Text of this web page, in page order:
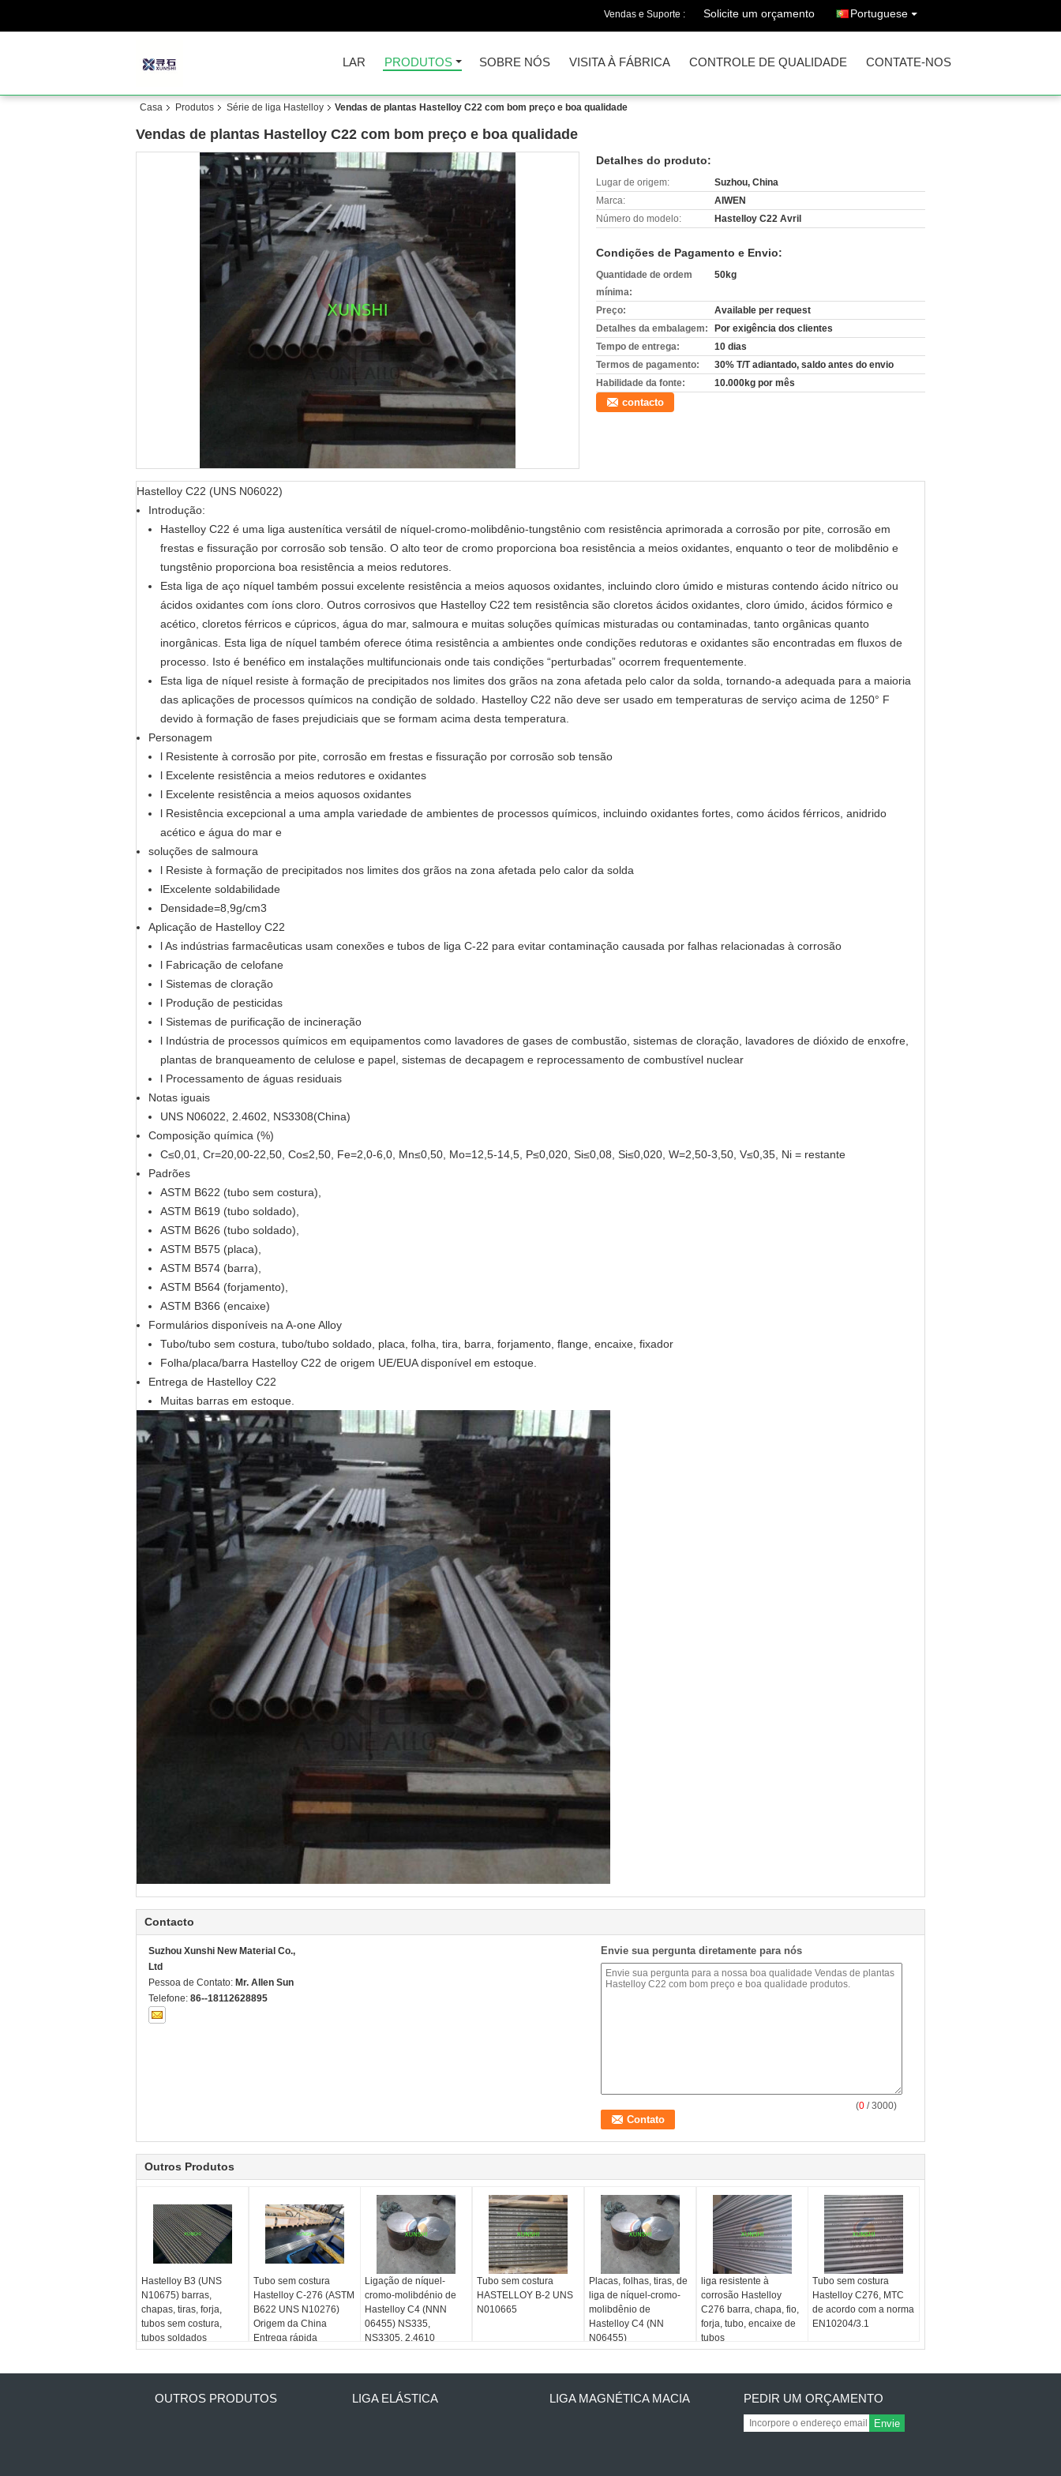
Vendas e Suporte : Solicite um orçamento Portuguese
LAR PRODUTOS SOBRE NÓS VISITA À FÁBRICA CONTROLE DE QUALIDADE CONTATE-NOS
Casa Produtos Série de liga Hastelloy Vendas de plantas Hastelloy C22 com bom preço e boa qualidade
Vendas de plantas Hastelloy C22 com bom preço e boa qualidade
Detalhes do produto:
Lugar de origem:
Suzhou, China
Marca:
AIWEN
Número do modelo:
Hastelloy C22 Avril
Condições de Pagamento e Envio:
Quantidade de ordem
mínima:
50kg
Preço:
Available per request
Detalhes da embalagem:
Por exigência dos clientes
Tempo de entrega:
10 dias
Termos de pagamento:
30% T/T adiantado, saldo antes do envio
Habilidade da fonte:
10.000kg por mês
contacto
Hastelloy C22 (UNS N06022)
Introdução:
Hastelloy C22 é uma liga austenítica versátil de níquel-cromo-molibdênio-tungstênio com resistência aprimorada a corrosão por pite, corrosão em
frestas e fissuração por corrosão sob tensão. O alto teor de cromo proporciona boa resistência a meios oxidantes, enquanto o teor de molibdênio e
tungstênio proporciona boa resistência a meios redutores.
Esta liga de aço níquel também possui excelente resistência a meios aquosos oxidantes, incluindo cloro úmido e misturas contendo ácido nítrico ou
ácidos oxidantes com íons cloro. Outros corrosivos que Hastelloy C22 tem resistência são cloretos ácidos oxidantes, cloro úmido, ácidos fórmico e
acético, cloretos férricos e cúpricos, água do mar, salmoura e muitas soluções químicas misturadas ou contaminadas, tanto orgânicas quanto
inorgânicas. Esta liga de níquel também oferece ótima resistência a ambientes onde condições redutoras e oxidantes são encontradas em fluxos de
processo. Isto é benéfico em instalações multifuncionais onde tais condições “perturbadas” ocorrem frequentemente.
Esta liga de níquel resiste à formação de precipitados nos limites dos grãos na zona afetada pelo calor da solda, tornando-a adequada para a maioria
das aplicações de processos químicos na condição de soldado. Hastelloy C22 não deve ser usado em temperaturas de serviço acima de 1250° F
devido à formação de fases prejudiciais que se formam acima desta temperatura.
Personagem
l Resistente à corrosão por pite, corrosão em frestas e fissuração por corrosão sob tensão
l Excelente resistência a meios redutores e oxidantes
l Excelente resistência a meios aquosos oxidantes
l Resistência excepcional a uma ampla variedade de ambientes de processos químicos, incluindo oxidantes fortes, como ácidos férricos, anidrido
acético e água do mar e
soluções de salmoura
l Resiste à formação de precipitados nos limites dos grãos na zona afetada pelo calor da solda
lExcelente soldabilidade
Densidade=8,9g/cm3
Aplicação de Hastelloy C22
l As indústrias farmacêuticas usam conexões e tubos de liga C-22 para evitar contaminação causada por falhas relacionadas à corrosão
l Fabricação de celofane
l Sistemas de cloração
l Produção de pesticidas
l Sistemas de purificação de incineração
l Indústria de processos químicos em equipamentos como lavadores de gases de combustão, sistemas de cloração, lavadores de dióxido de enxofre,
plantas de branqueamento de celulose e papel, sistemas de decapagem e reprocessamento de combustível nuclear
l Processamento de águas residuais
Notas iguais
UNS N06022, 2.4602, NS3308(China)
Composição química (%)
C≤0,01, Cr=20,00-22,50, Co≤2,50, Fe=2,0-6,0, Mn≤0,50, Mo=12,5-14,5, P≤0,020, Si≤0,08, Si≤0,020, W=2,50-3,50, V≤0,35, Ni = restante
Padrões
ASTM B622 (tubo sem costura),
ASTM B619 (tubo soldado),
ASTM B626 (tubo soldado),
ASTM B575 (placa),
ASTM B574 (barra),
ASTM B564 (forjamento),
ASTM B366 (encaixe)
Formulários disponíveis na A-one Alloy
Tubo/tubo sem costura, tubo/tubo soldado, placa, folha, tira, barra, forjamento, flange, encaixe, fixador
Folha/placa/barra Hastelloy C22 de origem UE/EUA disponível em estoque.
Entrega de Hastelloy C22
Muitas barras em estoque.
Contacto
Suzhou Xunshi New Material Co.,
Ltd
Pessoa de Contato: Mr. Allen Sun
Telefone: 86--18112628895
Envie sua pergunta diretamente para nós
(0 / 3000)
Outros Produtos
Hastelloy B3 (UNS
N10675) barras,
chapas, tiras, forja,
tubos sem costura,
tubos soldados
Tubo sem costura
Hastelloy C-276 (ASTM
B622 UNS N10276)
Origem da China
Entrega rápida
Ligação de níquel-
cromo-molibdénio de
Hastelloy C4 (NNN
06455) NS335,
NS3305, 2.4610
Tubo sem costura
HASTELLOY B-2 UNS
N010665
Placas, folhas, tiras, de
liga de níquel-cromo-
molibdênio de
Hastelloy C4 (NN
N06455)
liga resistente à
corrosão Hastelloy
C276 barra, chapa, fio,
forja, tubo, encaixe de
tubos
Tubo sem costura
Hastelloy C276, MTC
de acordo com a norma
EN10204/3.1
OUTROS PRODUTOS LIGA ELÁSTICA LIGA MAGNÉTICA MACIA PEDIR UM ORÇAMENTO
Envie